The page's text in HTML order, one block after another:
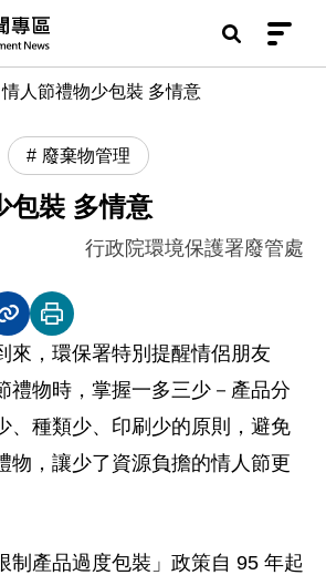
聞專區
情人節禮物少包裝 多情意
廢棄物管理
包裝 多情意
行政院環境保護署廢管處
X
分享內容連結
列印本頁
來，環保署特別提醒情侶朋友
禮物時，掌握一多三少－產品分
、種類少、印刷少的原則，避免
物，讓少了資源負擔的情人節更
制產品過度包裝」政策自 95 年起